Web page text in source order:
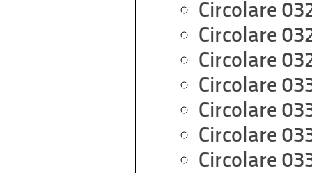
Circolare
Circolare
Circolare
Circolare
Circolare
Circolare
Circolare